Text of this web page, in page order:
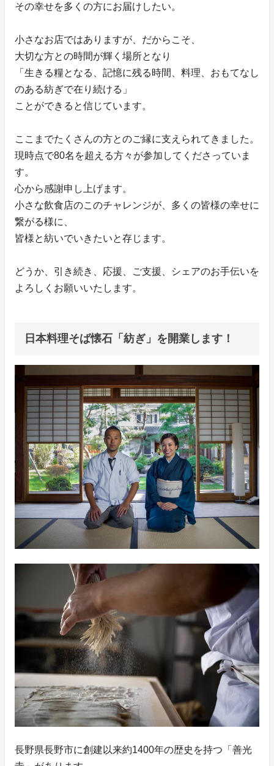
その幸せを多くの方にお届けしたい。
小さなお店ではありますが、だからこそ、
大切な方との時間が輝く場所となり
「生きる糧となる、記憶に残る時間、料理、おもてなし
のある紡ぎで在り続ける」
ことができると信じています。
ここまでたくさんの方とのご縁に支えられてきました。
現時点で80名を超える方々が参加してくださっていま
す。
心から感謝申し上げます。
小さな飲食店のこのチャレンジが、多くの皆様の幸せに
繋がる様に、
皆様と紡いでいきたいと存じます。
どうか、引き続き、応援、ご支援、シェアのお手伝いを
よろしくお願いいたします。
日本料理そば懐石「紡ぎ」を開業します！
長野県長野市に創建以来約1400年の歴史を持つ「善光